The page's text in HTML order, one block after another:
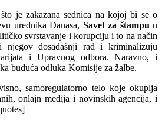
je zakazana sednica na kojoj bi se o
urednika Danasa, Savet za štampu u
svrstavanje i korupciju i to na način
njegov dosadašnji rad i kriminalizuju
i Upravnog odbora. Naravno, i
buduća odluka Komisije za žalbe.
samoregulatorno telo koje okuplja
onlajn medija i novinskih agencija, i